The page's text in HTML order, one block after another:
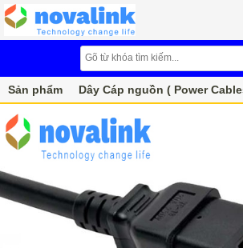
Sản phẩm Dây Cáp nguồn ( Power